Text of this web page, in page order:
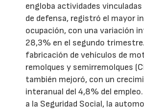
engloba actividades
de defensa, registró el mayor
ocupación, con una variación
28,3% en el segundo
fabricación de vehículos de
remolques y semirremolques
también mejoró, con un
interanual del 4,8% del
a la Seguridad Social, la